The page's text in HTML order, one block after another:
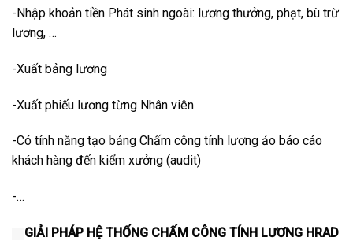
-Nhập khoản tiền Phát sinh ngoài: lương thưởng, phạt, bù trừ
lương, …
-Xuất bảng lương
-Xuất phiếu lương từng Nhân viên
-Có tính năng tạo bảng Chấm công tính lương ảo báo cáo
khách hàng đến kiểm xưởng (audit)
-…
GIẢI PHÁP HỆ THỐNG CHẤM CÔNG TÍNH LƯƠNG HRAD